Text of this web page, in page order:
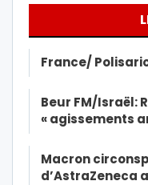
France/
Beur FM/Israël:
« agissements
Macron
d’AstraZeneca